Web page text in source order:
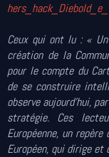
Ceux qui ont lu : «
création de la
pour le compte du
de se construire
observe aujourd’hui,
stratégie. Ces
Européenne, un
Européen, qui dirige et